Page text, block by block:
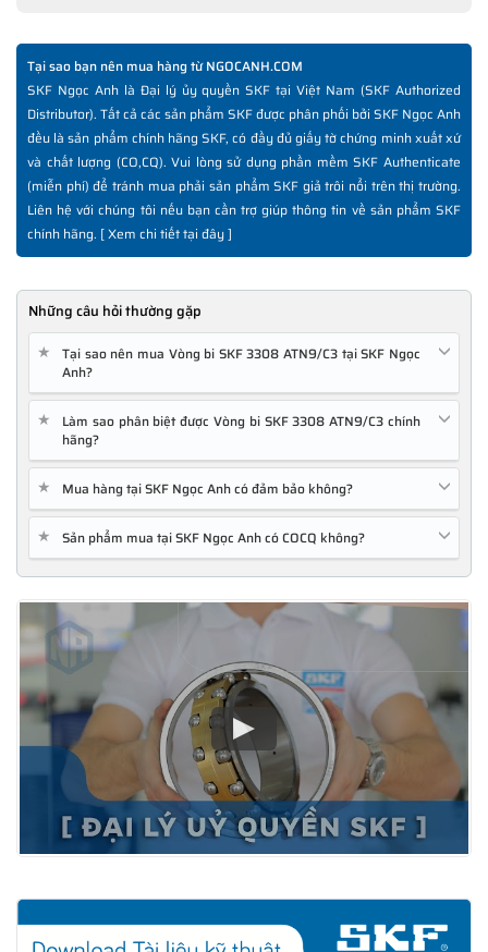
Tại sao bạn nên mua hàng từ NGOCANH.COM
SKF Ngọc Anh là Đại lý ủy quyền SKF tại Việt Nam (SKF Authorized
Distributor). Tất cả các sản phẩm SKF được phân phối bởi SKF Ngọc Anh
đều là sản phẩm chính hãng SKF, có đầy đủ giấy tờ chứng minh xuất xứ
và chất lượng (CO,CQ). Vui lòng sử dụng phần mềm SKF Authenticate
(miễn phí) để tránh mua phải sản phẩm SKF giả trôi nổi trên thị trường.
Liên hệ với chúng tôi nếu bạn cần trợ giúp thông tin về sản phẩm SKF
chính hãng. [Xem chi tiết tại đây]
Những câu hỏi thường gặp
★
Tại sao nên mua Vòng bi SKF 3308 ATN9/C3 tại SKF Ngọc
Anh?
★
Làm sao phân biệt được Vòng bi SKF 3308 ATN9/C3 chính
hãng?
★ Mua hàng tại SKF Ngọc Anh có đảm bảo không?
★ Sản phẩm mua tại SKF Ngọc Anh có COCQ không?